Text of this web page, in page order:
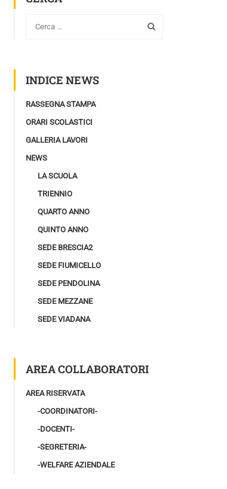
INDICE NEWS
RASSEGNA STAMPA
ORARI SCOLASTICI
GALLERIA LAVORI
NEWS
LA SCUOLA
TRIENNIO
QUARTO ANNO
QUINTO ANNO
SEDE BRESCIA2
SEDE FIUMICELLO
SEDE PENDOLINA
SEDE MEZZANE
SEDE VIADANA
AREA COLLABORATORI
AREA RISERVATA
-COORDINATORI-
-DOCENTI-
-SEGRETERIA-
-WELFARE AZIENDALE